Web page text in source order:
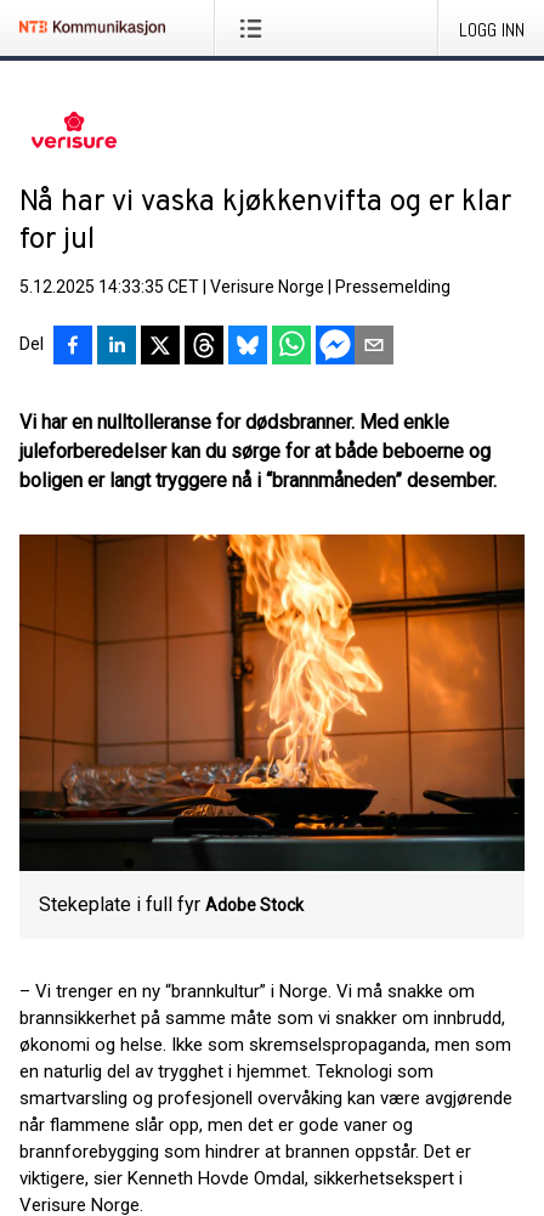
LOGG INN
Nå har vi vaska kjøkkenvifta og er klar
for jul
5.12.2025 14:33:35 CET Verisure Norge Pressemelding
Del
Vi har en nulltolleranse for dødsbranner. Med enkle
juleforberedelser kan du sørge for at både beboerne og
boligen er langt tryggere nå i “brannmåneden” desember.
Stekeplate i full fyr Adobe Stock
– Vi trenger en ny “brannkultur” i Norge. Vi må snakke om
brannsikkerhet på samme måte som vi snakker om innbrudd,
økonomi og helse. Ikke som skremselspropaganda, men som
en naturlig del av trygghet i hjemmet. Teknologi som
smartvarsling og profesjonell overvåking kan være avgjørende
når flammene slår opp, men det er gode vaner og
brannforebygging som hindrer at brannen oppstår. Det er
viktigere, sier Kenneth Hovde Omdal, sikkerhetsekspert i
Verisure Norge.